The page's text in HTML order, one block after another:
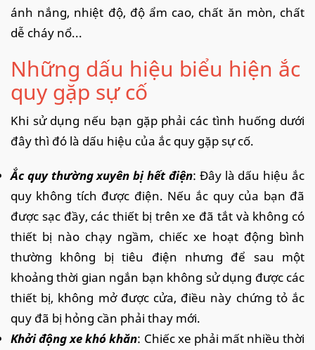
ánh nắng, nhiệt độ, độ ẩm cao, chất ăn mòn, chất
dễ cháy nổ...
Những dấu hiệu biểu hiện ắc
quy gặp sự cố
Khi sử dụng nếu bạn gặp phải các tình huống dưới
đây thì đó là dấu hiệu của ắc quy gặp sự cố.
Ắc quy thường xuyên bị hết điện: Đây là dấu hiệu ắc
quy không tích được điện. Nếu ắc quy của bạn đã
được sạc đầy, các thiết bị trên xe đã tắt và không có
thiết bị nào chạy ngầm, chiếc xe hoạt động bình
thường không bị tiêu điện nhưng để sau một
khoảng thời gian ngắn bạn không sử dụng được các
thiết bị, không mở được cửa, điều này chứng tỏ ắc
quy đã bị hỏng cần phải thay mới.
Khởi động xe khó khăn: Chiếc xe phải mất nhiều thời